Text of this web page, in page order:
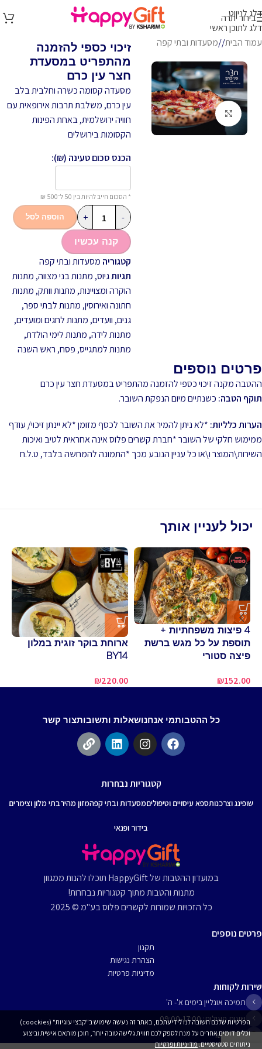
דלג לניווט
דלג לתוכן ראשי
בירור יתרה
עמוד הבית/ מסעדות ובתי קפה
לחץ להגדלה
זיכוי כספי להזמנה
מהתפריט במסעדת
חצר עין כרם
מסעדה קסומה כשרה וחלבית בלב
עין כרם, משלבת תרבות אירופאית עם
חוויה ירושלמית, באחת הפינות
הקסומות בירושלים
הכנס סכום טעינה (₪):
* הסכום חייב להיות בין 50 ל־500 ₪
-
+ הוספה לסל
קנה עכשיו
קטגוריה מסעדות ובתי קפה
תגיותגיוס, מתנות בני מצווה, מתנות
הוקרה ומצויינות, מתנות וותק, מתנות
חתונה ואירוסין, מתנות לבתי ספר,
גנים, וועדים, מתנות לחגים ומועדים,
מתנות לידה, מתנות לימי הולדת,
מתנות למתגייס, פסח, ראש השנה
פרטים נוספים
ההטבה מקנה זיכוי כספי להזמנה מהתפריט במסעדת חצר עין כרם
תוקף הטבה: כשנתיים מיום הנפקת השובר.
הערות כלליות: *לא ניתן להמיר את השובר לכסף מזומן *לא יינתן זיכוי/ עודף
ממימוש חלקי של השובר *חברת קשרים פלוס אינה אחראית לטיב ואיכות
השירות\המוצר ו\או כל עניין הנובע מכך *התמונה להמחשה בלבד, ט.ל.ח
יכול לעניין אותך
4 פיצות משפחתיות +
תוספת על כל מגש ברשת
פיצה סטורי
₪152.00
ארוחת בוקר זוגית במלון
BY14
₪220.00
כל ההטבותמי אנחנושאלות ותשובותצור קשר
קטגוריות נבחרות
שופינג וצרכנותספא עיסויים וטיפוליםמסעדות ובתי קפהמזון מהירבתי מלון וצימרים
בידור ופנאי
במועדון ההטבות של HappyGift תוכלו להנות ממגוון
מתנות והטבות מתוך קטגוריות נבחרות!
כל הזכויות שמורות לקשרים פלוס בע"מ © 2025
פרטים נוספים
תקנון
הצהרת נגישות
מדיניות פרטיות
שירות לקוחות
תמיכה אונליין בימים א'- ה'
שעות פעילות: 09:00-17:00
יצירת קשר
הפרטיות שלכם חשובה לנו לידיעתכם, באתר זה נעשה שימוש ב"קבצי עוגיות" (coockies)
וכלים דומים אחרים על מנת לספק לכם חווית גלישה טובה יותר, תוכן מותאם אישית וביצוע
ניתוחים סטטיסטיים.מדיניות ופרטיות